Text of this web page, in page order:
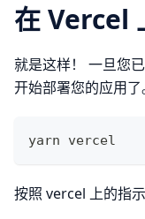
在 Vercel
就是这样！ 一旦您
开始部署您的应用了
yarn vercel
按照 vercel 上的指示